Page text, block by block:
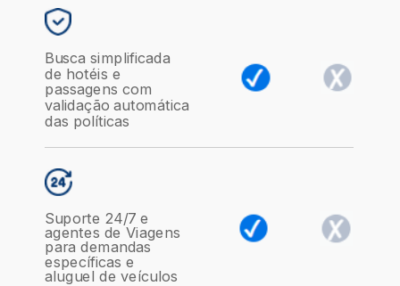
Busca simplificada
de hotéis e
passagens com
validação automática
das políticas
Suporte 24/7 e
agentes de Viagens
para demandas
específicas e
aluguel de veículos